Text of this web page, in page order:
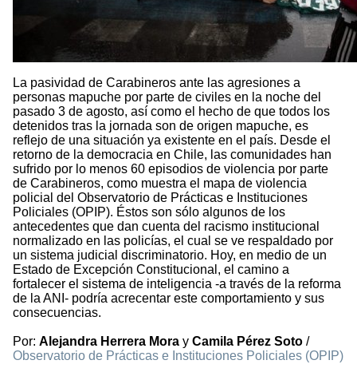
La pasividad de Carabineros ante las agresiones a
personas mapuche por parte de civiles en la noche del
pasado 3 de agosto, así como el hecho de que todos los
detenidos tras la jornada son de origen mapuche, es
reflejo de una situación ya existente en el país. Desde el
retorno de la democracia en Chile, las comunidades han
sufrido por lo menos 60 episodios de violencia por parte
de Carabineros, como muestra el mapa de violencia
policial del Observatorio de Prácticas e Instituciones
Policiales (OPIP). Éstos son sólo algunos de los
antecedentes que dan cuenta del racismo institucional
normalizado en las policías, el cual se ve respaldado por
un sistema judicial discriminatorio. Hoy, en medio de un
Estado de Excepción Constitucional, el camino a
fortalecer el sistema de inteligencia -a través de la reforma
de la ANI- podría acrecentar este comportamiento y sus
consecuencias.
Por: Alejandra Herrera Mora y Camila Pérez Soto /
Observatorio de Prácticas e Instituciones Policiales (OPIP)